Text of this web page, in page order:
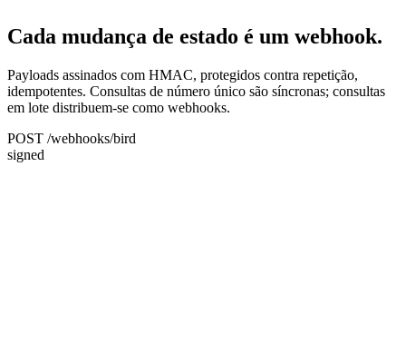
Cada mudança de estado é um webhook.
Payloads assinados com HMAC, protegidos contra repetição,
idempotentes. Consultas de número único são síncronas; consultas
em lote distribuem-se como webhooks.
POST /webhooks/bird
signed